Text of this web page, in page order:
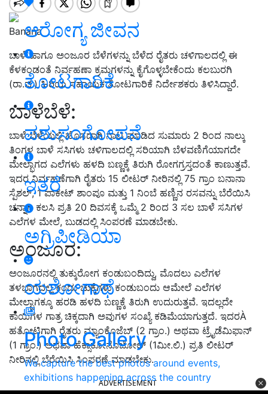
ಆರೋಗ್ಯ ಜೀವನ
ತೋಟಗಾರಿಕೆ
ಪಶುಸಂಗೋಪನೆ
ಇತರೆ
ಅಗ್ರಿಪೀಡಿಯಾ
ಯಶೋಗಾಥೆ
Photo Gallery
We capture the best photos around events,
exhibitions happening across the country
Banana
ಬಾಳೆ ಹಾಗೂ ಅಂಜೂರ ಬೆಳೆಗಳನ್ನು ಬೆಳೆದ ರೈತರು ಚಳಿಗಾಲದಲ್ಲಿ ಈ
ಕೆಳಕಂಡಂತೆ ನಿರ್ವಹಣಾ ಕ್ರಮಗಳನ್ನು ಕೈಗೊಳ್ಳಬೇಕೆಂದು ಕಲಬುರಗಿ
(ರಾ.ವ.) ಹಿರಿಯ ಸಹಾಯಕ ತೋಟಗಾರಿಕೆ ನಿರ್ದೇಶಕರು ತಿಳಿಸಿದ್ದಾರೆ.
ಬಾಳೆಬೆಳೆ:
ಬಾಳೆ ಬೆಳೆಯಲ್ಲಿ ಹೊಸದಾಗಿ ನಾಟಿ ಮಾಡಿದ ಸುಮಾರು 2 ರಿಂದ ನಾಲ್ಕು
ತಿಂಗಳ ಬಾಳೆ ಸಸಿಗಳು ಚಳಿಗಾಲದಲ್ಲಿ ಸರಿಯಾಗಿ ಬೆಳವಣಿಗೆಯಾಗದೇ
ಮೇಲ್ಭಾಗದ ಎಲೆಗಳು ಹಳದಿ ಬಣ್ಣಕ್ಕೆ ತಿರುಗಿ ರೋಗಗ್ರಸ್ತದಂತೆ ಕಾಣುತ್ತವೆ.
ಇದರ ನಿರ್ವಹಣೆಗಾಗಿ ರೈತರು 15 ಲೀಟರ್ ನೀರಿನಲ್ಲಿ 75 ಗ್ರಾಂ ಬನಾನಾ
ಸ್ಪೆಶಲ್, 1 ಪಾಕೇಟ್ ಶಾಂಪೂ ಮತ್ತು 1 ನಿಂಬೆ ಹಣ್ಣಿನ ರಸವನ್ನು ಬೆರೆಯಿಸಿ
ಚನ್ನಾಗಿ ಕಲಸಿ ಪ್ರತಿ 20 ದಿವಸಕ್ಕೆ ಒಮ್ಮೆ 2 ರಿಂದ 3 ಸಲ ಬಾಳೆ ಸಸಿಗಳ
ಎಲೆಗಳ ಮೇಲೆ, ಬುಡದಲ್ಲಿ ಸಿಂಪರಣೆ ಮಾಡಬೇಕು.
ಅಂಜೂರ:
ಅಂಜೂರನಲ್ಲಿ ತುಕ್ಕುರೋಗ ಕಂಡುಬಂದಿದ್ದು, ಮೊದಲು ಎಲೆಗಳ
ತಳಭಾಗದಲ್ಲಿ ಕಂದು ಚುಕ್ಕೆಗಳು ಕಂಡುಬಂದು ಆಮೇಲೆ ಎಲೆಗಳ
ಮೇಲ್ಬಾಗಕ್ಕೂ ಹರಡಿ ಹಳದಿ ಬಣ್ಣಕ್ಕೆ ತಿರುಗಿ ಉದುರುತ್ತವೆ. ಇದಲ್ಲದೇ
ಕಾಯಿಗಳ ಗಾತ್ರ ಚಿಕ್ಕದಾಗಿ ಅವುಗಳ ಸಂಖ್ಯೆ ಕಡಿಮೆಯಾಗುತ್ತದೆ. ಇದರÀ
ಹತೋಟಿಗಾಗಿ ರೈತರು ಮ್ಯಾಂಕೊಜೆಬ್ (2 ಗ್ರಾಂ.) ಅಥವಾ ಟ್ರೈಡೆಮಿಫಾನ್
(1 ಗ್ರಾಂ.) ಅಥವಾ ಹೆಕ್ಸಾಕೋನೊಜೋಲ್ (1ಮೀ.ಲಿ.) ಪ್ರತಿ ಲೀಟರ್
ನೀರಿನಲ್ಲಿ ಬೆರೆಯಿಸಿ ಸಿಂಪರಣೆ ಮಾಡಬೇಕು.
ADVERTISEMENT